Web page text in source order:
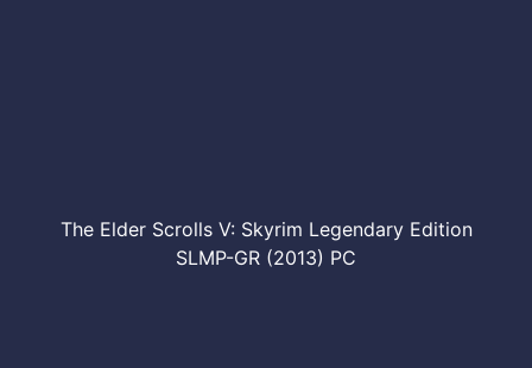
The Elder Scrolls V: Skyrim Legendary Edition
SLMP-GR (2013) PC